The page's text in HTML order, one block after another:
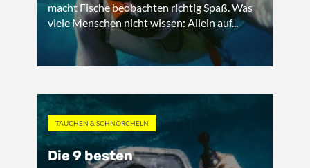
macht Fische beobachten richtig Spaß. Was
viele Menschen nicht wissen: Allein auf...
TAUCHEN & SCHNORCHELN
Die 9 besten